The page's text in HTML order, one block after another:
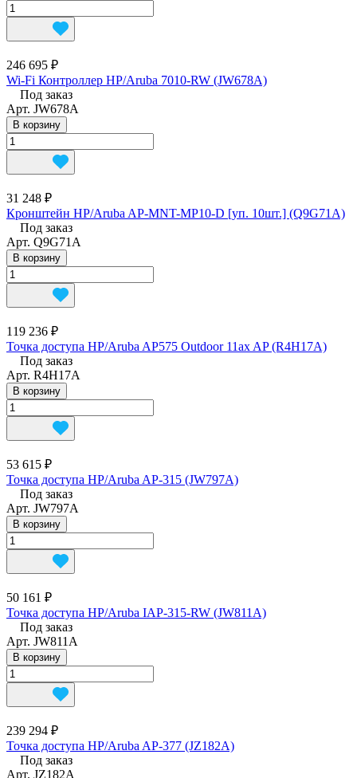
246 695 ₽
Wi-Fi Контроллер HP/Aruba 7010-RW (JW678A)
Под заказ
Арт. JW678A
В корзину
31 248 ₽
Кронштейн HP/Aruba AP-MNT-MP10-D [уп. 10шт.] (Q9G71A)
Под заказ
Арт. Q9G71A
В корзину
119 236 ₽
Точка доступа HP/Aruba AP575 Outdoor 11ax AP (R4H17A)
Под заказ
Арт. R4H17A
В корзину
53 615 ₽
Точка доступа HP/Aruba AP-315 (JW797A)
Под заказ
Арт. JW797A
В корзину
50 161 ₽
Точка доступа HP/Aruba IAP-315-RW (JW811A)
Под заказ
Арт. JW811A
В корзину
239 294 ₽
Точка доступа HP/Aruba AP-377 (JZ182A)
Под заказ
Арт. JZ182A